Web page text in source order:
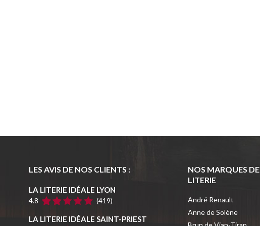
LES AVIS DE NOS CLIENTS :
LA LITERIE IDÉALE LYON
4.8 (419)
LA LITERIE IDÉALE SAINT-PRIEST
NOS MARQUES DE
LITERIE
André Renault
Anne de Solène